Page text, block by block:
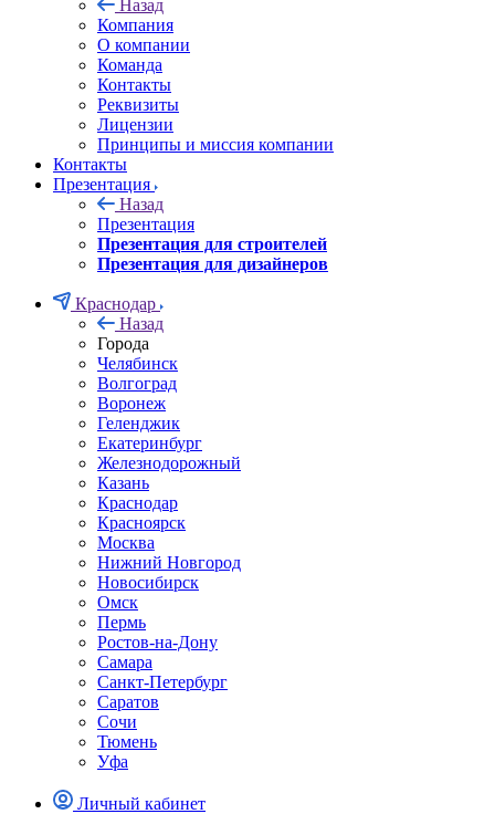
Назад
Компания
О компании
Команда
Контакты
Реквизиты
Лицензии
Принципы и миссия компании
Контакты
Презентация
Назад
Презентация
Презентация для строителей
Презентация для дизайнеров
Краснодар
Назад
Города
Челябинск
Волгоград
Воронеж
Геленджик
Екатеринбург
Железнодорожный
Казань
Краснодар
Красноярск
Москва
Нижний Новгород
Новосибирск
Омск
Пермь
Ростов-на-Дону
Самара
Санкт-Петербург
Саратов
Сочи
Тюмень
Уфа
Личный кабинет